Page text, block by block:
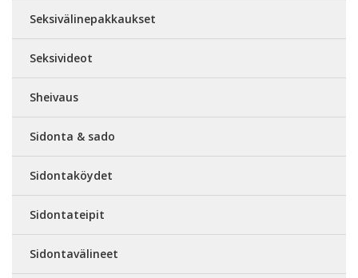
Seksivälinepakkaukset
Seksivideot
Sheivaus
Sidonta & sado
Sidontaköydet
Sidontateipit
Sidontavälineet